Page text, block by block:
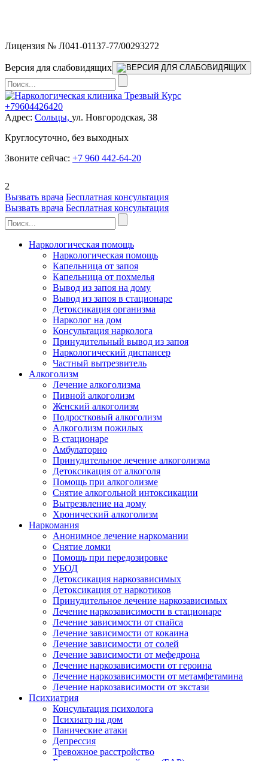
Лицензия № Л041-01137-77/00293272
Версия для слабовидящих
+79604426420
Адрес: Сольцы, ул. Новгородская, 38
Круглосуточно, без выходных
Звоните сейчас: +7 960 442-64-20
2
Вызвать врача Бесплатная консультация
Вызвать врача Бесплатная консультация
Наркологическая помощь
Наркологическая помощь
Капельница от запоя
Капельница от похмелья
Вывод из запоя на дому
Вывод из запоя в стационаре
Детоксикация организма
Нарколог на дом
Консультация нарколога
Принудительный вывод из запоя
Наркологический диспансер
Частный вытрезвитель
Алкоголизм
Лечение алкоголизма
Пивной алкоголизм
Женский алкоголизм
Подростковый алкоголизм
Алкоголизм пожилых
В стационаре
Амбулаторно
Принудительное лечение алкоголизма
Детоксикация от алкоголя
Помощь при алкоголизме
Снятие алкогольной интоксикации
Вытрезвление на дому
Хронический алкоголизм
Наркомания
Анонимное лечение наркомании
Снятие ломки
Помощь при передозировке
УБОД
Детоксикация наркозависимых
Детоксикация от наркотиков
Принудительное лечение наркозависимых
Лечение наркозависимости в стационаре
Лечение зависимости от спайса
Лечение зависимости от кокаина
Лечение зависимости от солей
Лечение зависимости от мефедрона
Лечение наркозависимости от героина
Лечение наркозависимости от метамфетамина
Лечение наркозависимости от экстази
Психиатрия
Консультация психолога
Психиатр на дом
Панические атаки
Депрессия
Тревожное расстройство